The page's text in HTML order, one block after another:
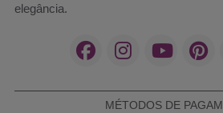
elegância.
MÉTODOS DE